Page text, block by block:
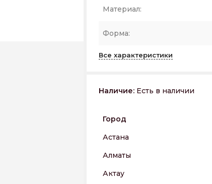
Материал:
Форма:
Все характеристики
Наличие: Есть в наличии
Город
Астана
Алматы
Актау